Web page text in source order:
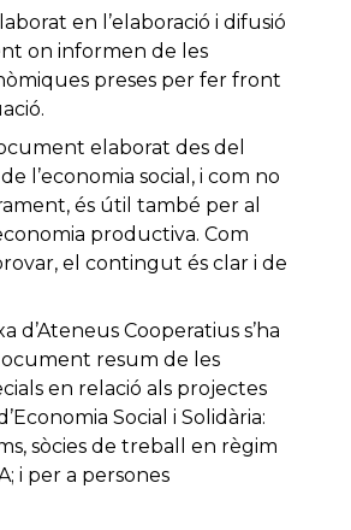
en l’elaboració i difusió
on informen de les
preses per fer front
elaborat des del
l’economia social, i com no
és útil també per al
productiva. Com
el contingut és clar i de
d’Ateneus Cooperatius s’ha
resum de les
en relació als projectes
Social i Solidària:
sòcies de treball en règim
i per a persones